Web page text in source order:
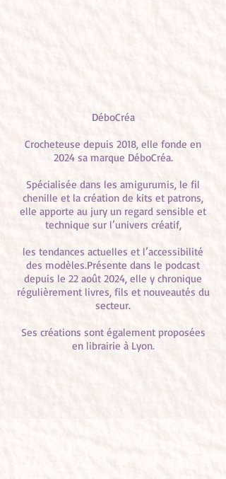
DéboCréa
Crocheteuse depuis 2018, elle fonde en
2024 sa marque DéboCréa.
Spécialisée dans les amigurumis, le fil
chenille et la création de kits et patrons,
elle apporte au jury un regard sensible et
technique sur l’univers créatif,
les tendances actuelles et l’accessibilité
des modèles.Présente dans le podcast
depuis le 22 août 2024, elle y chronique
régulièrement livres, fils et nouveautés du
secteur.
Ses créations sont également proposées
en librairie à Lyon.